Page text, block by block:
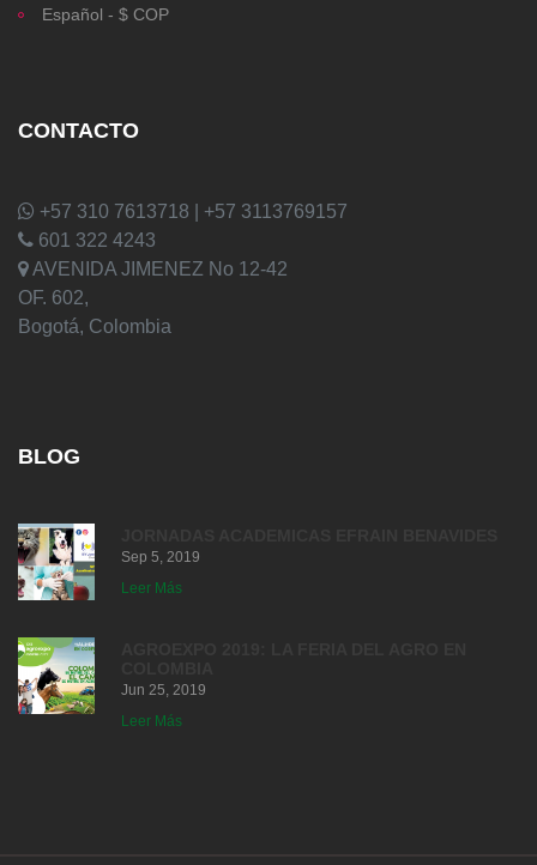
Español - $ COP
CONTACTO
+57 310 7613718 | +57 3113769157
601 322 4243
AVENIDA JIMENEZ No 12-42
OF. 602,
Bogotá, Colombia
BLOG
Sep 5, 2019
Leer Más
Jun 25, 2019
Leer Más